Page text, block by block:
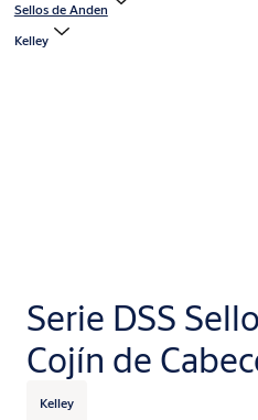
Sellos de Anden
Kelley
Serie DSS
Cojín de
Kelley